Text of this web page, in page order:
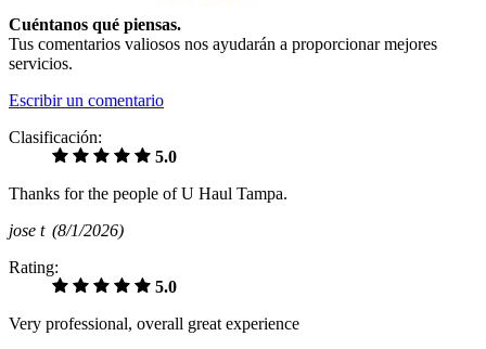
Cuéntanos qué piensas.
Tus comentarios valiosos nos ayudarán a proporcionar mejores
servicios.
Escribir un comentario
Clasificación:
5.0
Thanks for the people of U Haul Tampa.
jose t (8/1/2026)
Rating:
5.0
Very professional, overall great experience